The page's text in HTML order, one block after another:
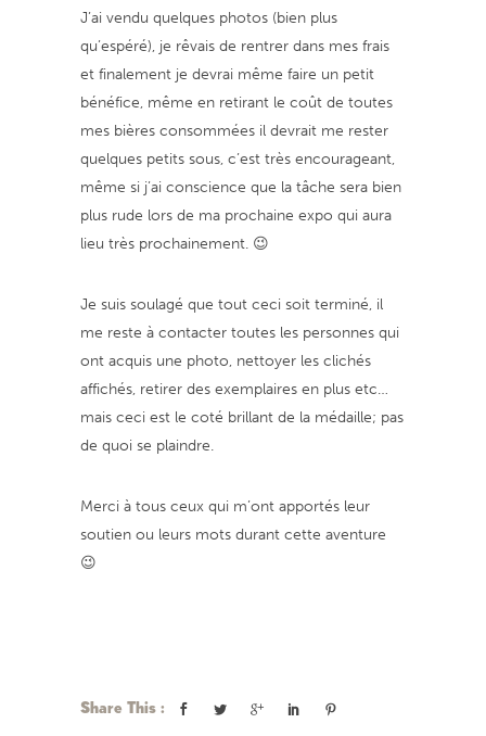
J’ai vendu quelques photos (bien plus
qu’espéré), je rêvais de rentrer dans mes frais
et finalement je devrai même faire un petit
bénéfice, même en retirant le coût de toutes
mes bières consommées il devrait me rester
quelques petits sous, c’est très encourageant,
même si j’ai conscience que la tâche sera bien
plus rude lors de ma prochaine expo qui aura
lieu très prochainement. 😉
Je suis soulagé que tout ceci soit terminé, il
me reste à contacter toutes les personnes qui
ont acquis une photo, nettoyer les clichés
affichés, retirer des exemplaires en plus etc…
mais ceci est le coté brillant de la médaille; pas
de quoi se plaindre.
Merci à tous ceux qui m’ont apportés leur
soutien ou leurs mots durant cette aventure
😉
Share This :